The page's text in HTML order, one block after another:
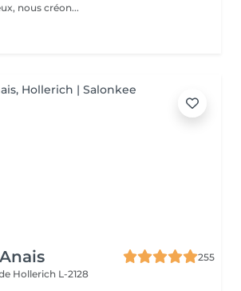
nous créon...
255
Hollerich L-2128